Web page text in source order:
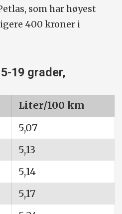
som har høyest
400 kroner i
19 grader,
Liter/100 km
5,07
5,13
5,14
5,17